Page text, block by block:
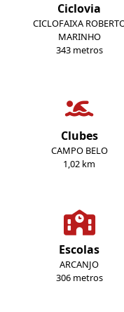
Ciclovia
CICLOFAIXA
MARINHO
343 metros
Clubes
CAMPO BELO
1,02 km
Escolas
ARCANJO
306 metros